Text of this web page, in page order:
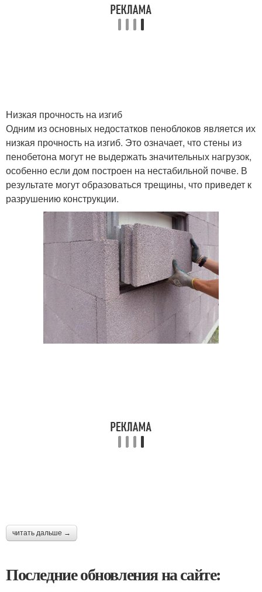
Низкая прочность на изгиб
Одним из основных недостатков пеноблоков является их
низкая прочность на изгиб. Это означает, что стены из
пенобетона могут не выдержать значительных нагрузок,
особенно если дом построен на нестабильной почве. В
результате могут образоваться трещины, что приведет к
разрушению конструкции.
читать дальше →
Последние обновления на сайте: